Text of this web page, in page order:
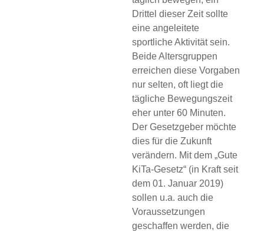
Drittel dieser Zeit sollte
eine angeleitete
sportliche Aktivität sein.
Beide Altersgruppen
erreichen diese Vorgaben
nur selten, oft liegt die
tägliche Bewegungszeit
eher unter 60 Minuten.
Der Gesetzgeber möchte
dies für die Zukunft
verändern. Mit dem „Gute
KiTa-Gesetz“ (in Kraft seit
dem 01. Januar 2019)
sollen u.a. auch die
Voraussetzungen
geschaffen werden, die